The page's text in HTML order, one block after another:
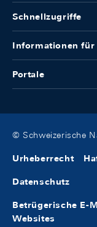
Schnellzugriffe
Informationen für
Portale
© Schweizerische
Urheberrecht
Datenschutz
Betrügerische E-
Websites